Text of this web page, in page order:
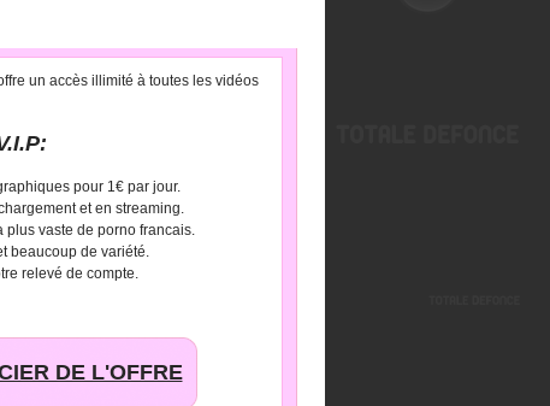
un accès illimité à toutes les vidéos
pour 1€ par jour.
et en streaming.
plus vaste de porno francais.
beaucoup de variété.
relevé de compte.
DE L'OFFRE